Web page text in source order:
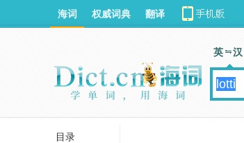
海词 权威词典 翻译
英 汉
目录